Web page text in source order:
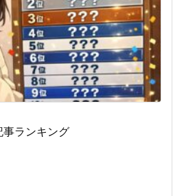
ランキング